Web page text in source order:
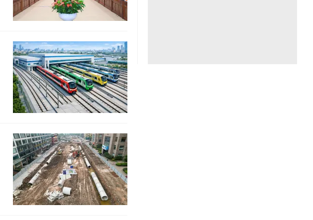
Tư vấn